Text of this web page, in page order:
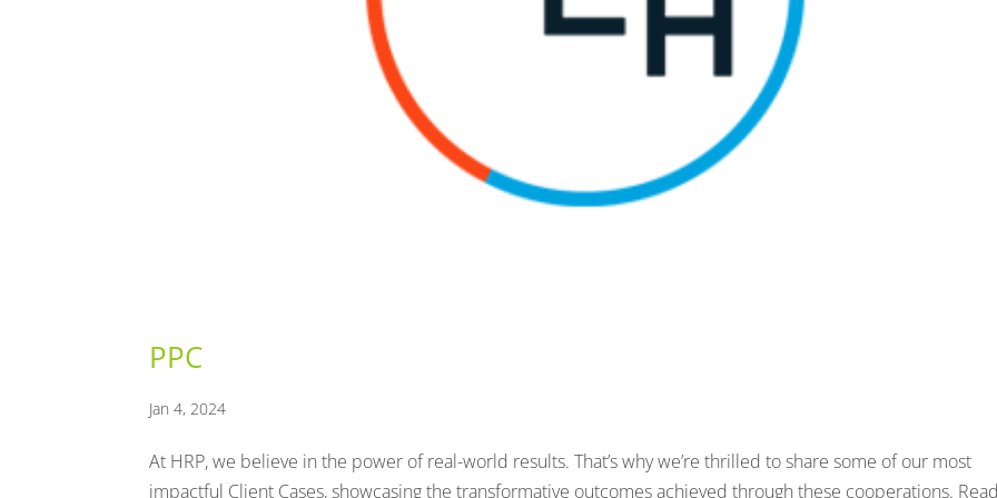
PPC
Jan 4, 2024
At HRP, we believe in the power of real-world results. That’s why we’re thrilled to share some of our most
impactful Client Cases, showcasing the transformative outcomes achieved through these cooperations.